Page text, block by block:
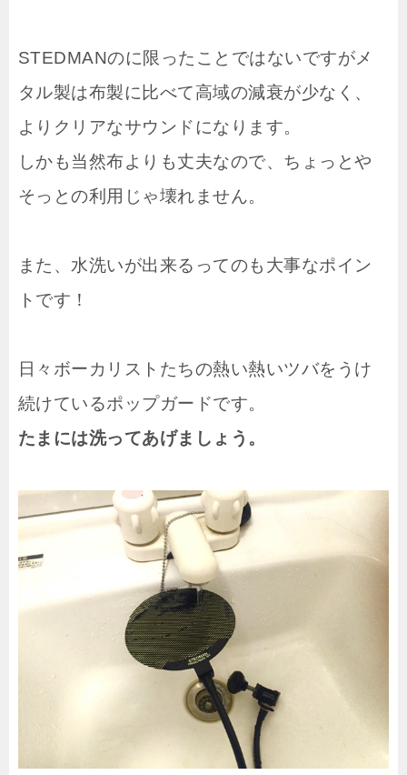
STEDMANのに限ったことではないですがメ
タル製は布製に比べて高域の減衰が少なく、
よりクリアなサウンドになります。
しかも当然布よりも丈夫なので、ちょっとや
そっとの利用じゃ壊れません。
また、水洗いが出来るってのも大事なポイン
トです！
日々ボーカリストたちの熱い熱いツバをうけ
続けているポップガードです。
たまには洗ってあげましょう。